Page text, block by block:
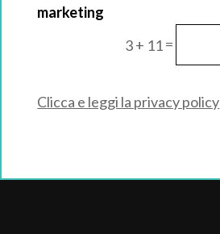
marketing
3 + 11 =
Clicca e leggi la privacy policy